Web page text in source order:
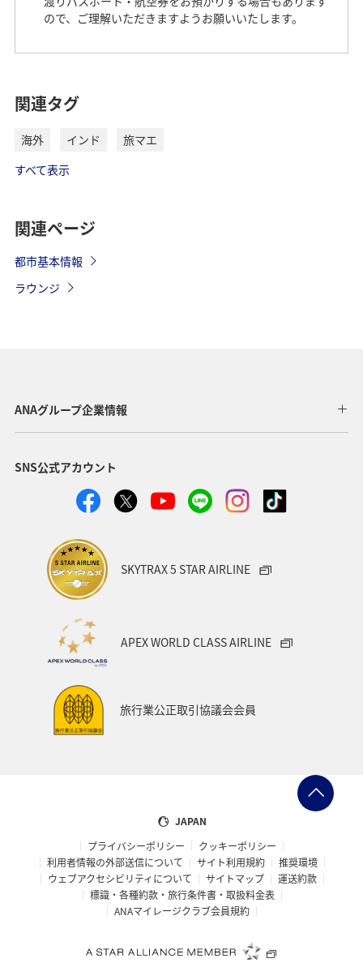
ので、ご理解いただきますようお願いいたします。
ジ国際空港からの交通手段をご案内します。
チャトラパティ・シヴァージー・マハラ
ージ国際空港（BOM）からムンバイ市内
タクシー
プリペイド（料金先払い）またはメーター。またはライド
シェア（OLA、Uber）
料金：コラバ地区までRs800〜1500（駐車料込み、0:00
ジー・マハラージ国際空港駅（Chhatrapati Shivaji
Maharaj International AirportーT2 & T1）が開業。T2と
T1、ふたつの駅があるが、国際線はT２、国内線はT1。ム
ンバイ市街のChhatrapati Shivaji Maharaj Terminus Metro
スできる。
乗り場：CSMI-Airport-T2駅
所要時間：約50分（CSMI-Airport-T2駅～Cuffe Parade
駅）
料金：Rs70（CSMI-Airport-T2駅～Cuffe Parade駅）
情報提供:旅行・観光の 地球の歩き方
Copyright (C) 地球の歩き方/Gakken
関連タグ
海外 インド
旅マエ
すべて表示
関連ページ
都市基本情報
ラウンジ
ANAグループ企業情報
SNS公式アカウント
SKYTRAX 5 STAR AIRLINE
APEX WORLD CLASS AIRLINE
旅行業公正取引協議会会員
JAPAN
プライバシーポリシー
クッキーポリシー
利用者情報の外部送信について
サイト利用規約
推奨環境
ウェブアクセシビリティについて
サイトマップ
運送約款
標識・各種約款・旅行条件書・取扱料金表
ANAマイレージクラブ会員規約